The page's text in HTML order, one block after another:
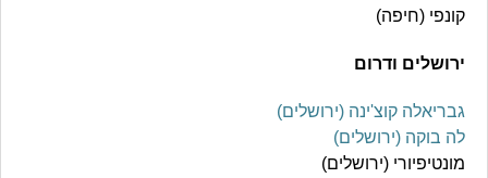
קונפי (חיפה)
ירושלים ודרום
גבריאלה קוצ'ינה (ירושלים)
לה בוקה (ירושלים)
מונטיפיורי (ירושלים)